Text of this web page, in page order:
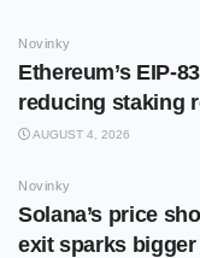
Novinky
Ethereum’s EIP-
reducing staking
AUGUST 4, 2026
Novinky
Solana’s price
exit sparks bigger